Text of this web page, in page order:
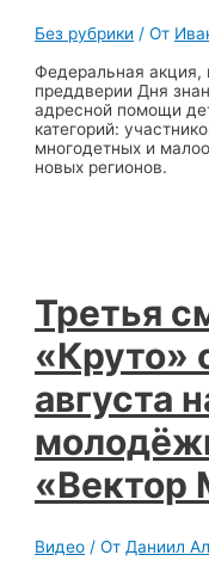
Без рубрики / От
Федеральная акция,
преддверии Дня
адресной помощи
категорий:
многодетных и
новых регионов.
Третья
«Круто»
августа
«Вектор
Видео / От Даниил